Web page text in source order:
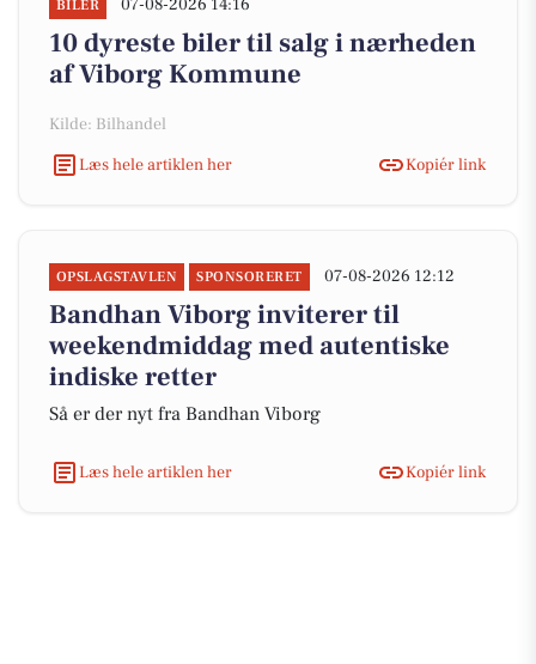
BILER 07-08-2026 14:16
10 dyreste biler til salg i nærheden
af Viborg Kommune
Kilde: Bilhandel
Læs hele artiklen her
Kopiér link
OPSLAGSTAVLEN SPONSORERET 07-08-2026 12:12
Bandhan Viborg inviterer til
weekendmiddag med autentiske
indiske retter
Så er der nyt fra Bandhan Viborg
Læs hele artiklen her Kopiér link